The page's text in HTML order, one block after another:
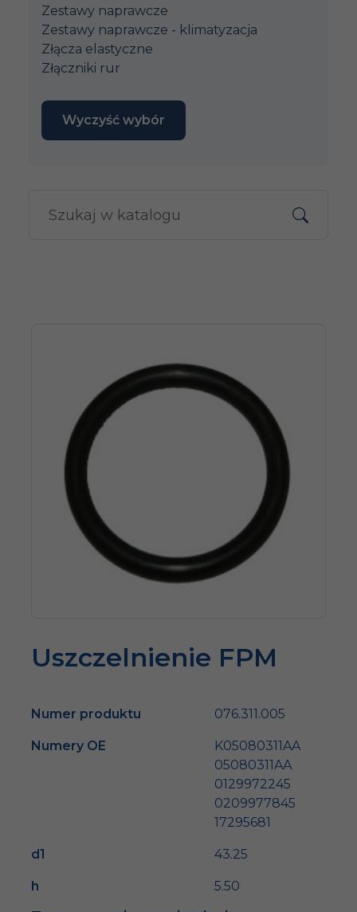
Zestawy naprawcze
Zestawy naprawcze - klimatyzacja
Złącza elastyczne
Złączniki rur
Wyczyść wybór
Uszczelnienie FPM
Numer produktu 076.311.005
Numery OE
K05080311AA
05080311AA
0129972245
0209977845
17295681
d1 43.25
h 5.50